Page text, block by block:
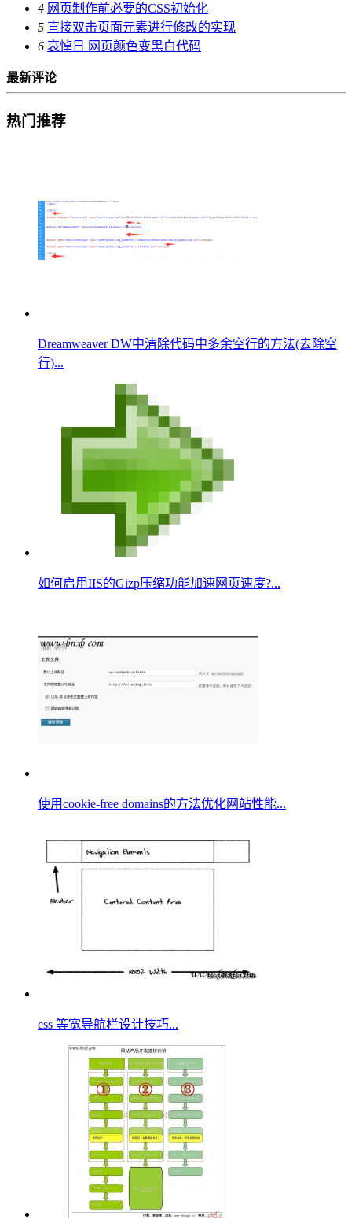
4 网页制作前必要的CSS初始化
5 直接双击页面元素进行修改的实现
6 哀悼日 网页颜色变黑白代码
最新评论
热门推荐
Dreamweaver DW中清除代码中多余空行的方法(去除空
行)...
如何启用IIS的Gizp压缩功能加速网页速度?...
使用cookie-free domains的方法优化网站性能...
css 等宽导航栏设计技巧...